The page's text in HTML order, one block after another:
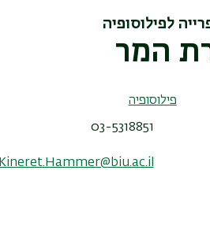
לפילוסופיה
המר
פילוסופיה
03-5318851
Kineret.Hammer@biu.ac.il